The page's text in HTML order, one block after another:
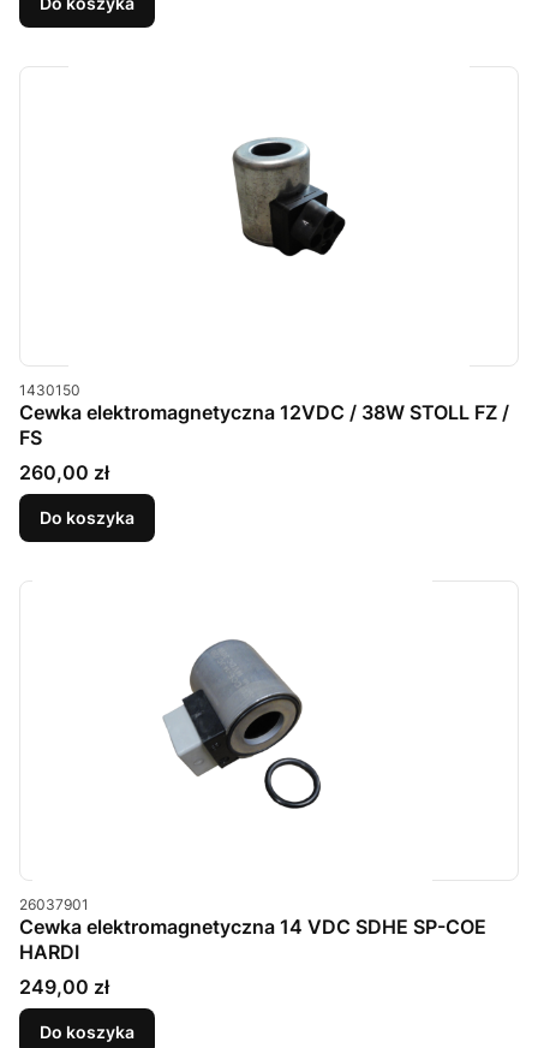
Kod produktu
1430150
Cewka elektromagnetyczna 12VDC / 38W STOLL FZ /
FS
Cena
260,00 zł
Do koszyka
Kod produktu
26037901
Cewka elektromagnetyczna 14 VDC SDHE SP-COE
HARDI
Cena
249,00 zł
Do koszyka